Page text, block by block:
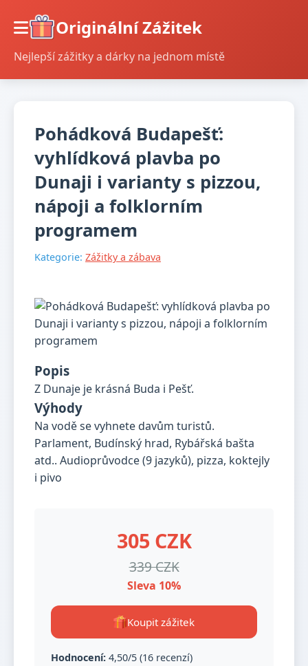
Originální Zážitek
Nejlepší zážitky a dárky na jednom místě
Pohádková Budapešť:
vyhlídková plavba po
Dunaji i varianty s pizzou,
nápoji a folklorním
programem
Kategorie: Zážitky a zábava
Popis
Z Dunaje je krásná Buda i Pešť.
Výhody
Na vodě se vyhnete davům turistů.
Parlament, Budínský hrad, Rybářská bašta
atd.. Audioprůvodce (9 jazyků), pizza, koktejly
i pivo
305 CZK
339 CZK
Sleva 10%
Koupit zážitek
Hodnocení: 4,50/5 (16 recenzí)